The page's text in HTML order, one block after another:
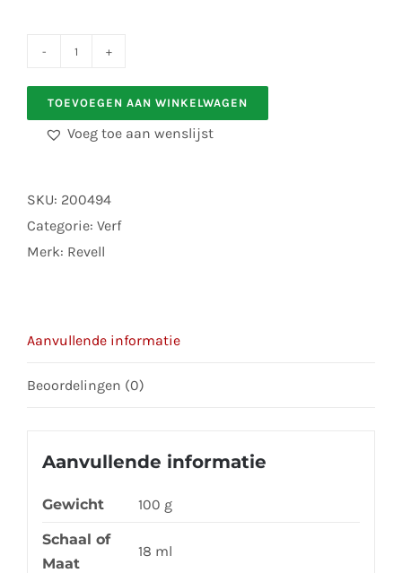
36381
bruin,
aantal
TOEVOEGEN AAN WINKELWAGEN
Voeg toe aan wenslijst
SKU: 200494
Categorie: Verf
Merk: Revell
Aanvullende informatie
Beoordelingen (0)
Aanvullende informatie
Gewicht 100 g
Schaal of
Maat
18 ml